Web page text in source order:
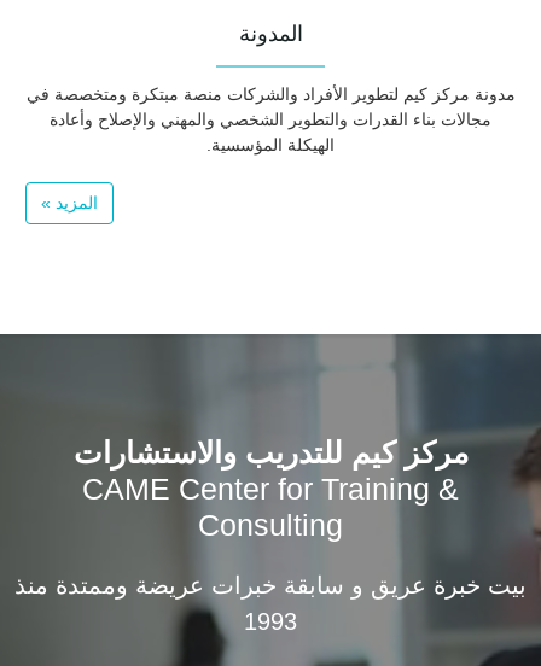
المدونة
مدونة مركز كيم لتطوير الأفراد والشركات منصة مبتكرة ومتخصصة في
مجالات بناء القدرات والتطوير الشخصي والمهني والإصلاح وأعادة
الهيكلة المؤسسية.
المزيد »
مركز كيم للتدريب والاستشارات
CAME Center for Training &
Consulting
بيت خبرة عريق و سابقة خبرات عريضة وممتدة منذ
1993